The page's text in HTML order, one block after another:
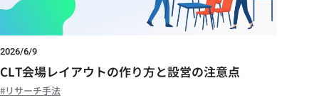
2026/6/9
CLT会場レイアウトの作り方と設営の注意点
リサーチ手法